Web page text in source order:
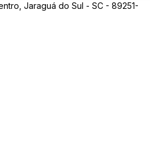
Jaraguá do Sul - SC - 89251-